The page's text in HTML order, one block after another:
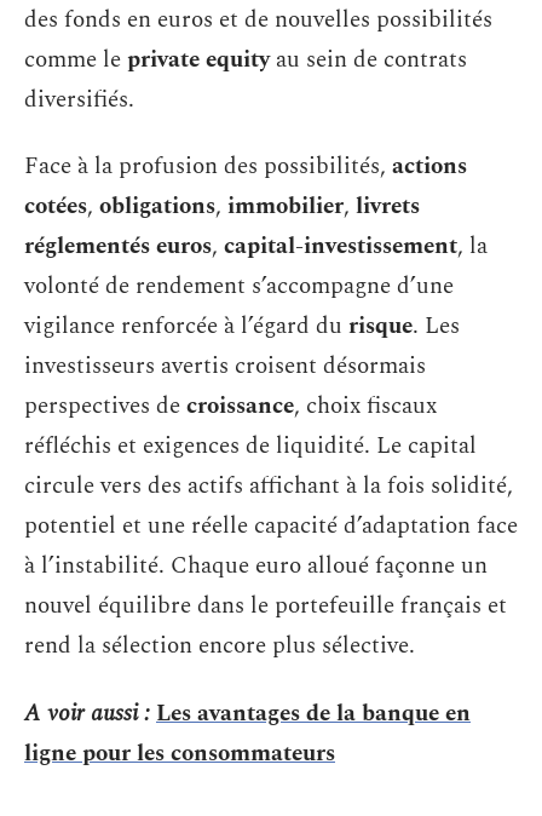
des fonds en euros et de nouvelles possibilités
comme leprivate equityau sein de contrats
diversifiés.
Face à la profusion des possibilités, actions
cotées, obligations, immobilier, livrets
réglementés euros, capital-investissement, la
volonté de rendement s’accompagne d’une
vigilance renforcée à l’égard du risque. Les
investisseurs avertis croisent désormais
perspectives decroissance, choix fiscaux
réfléchis et exigences de liquidité. Le capital
circule vers des actifs affichant à la fois solidité,
potentiel et une réelle capacité d’adaptation face
à l’instabilité. Chaque euro alloué façonne un
nouvel équilibre dans le portefeuille français et
rend la sélection encore plus sélective.
A voir aussi :Les avantages de la banque en
ligne pour les consommateurs